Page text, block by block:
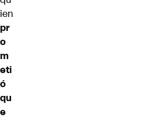
ien
pr
o
m
eti
ó
qu
e